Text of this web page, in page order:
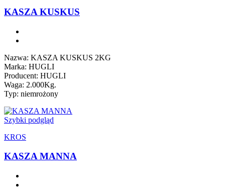
KASZA KUSKUS
Nazwa: KASZA KUSKUS 2KG
Marka: HUGLI
Producent: HUGLI
Waga: 2.000Kg.
Typ: niemrożony
Szybki podgląd
KROS
KASZA MANNA